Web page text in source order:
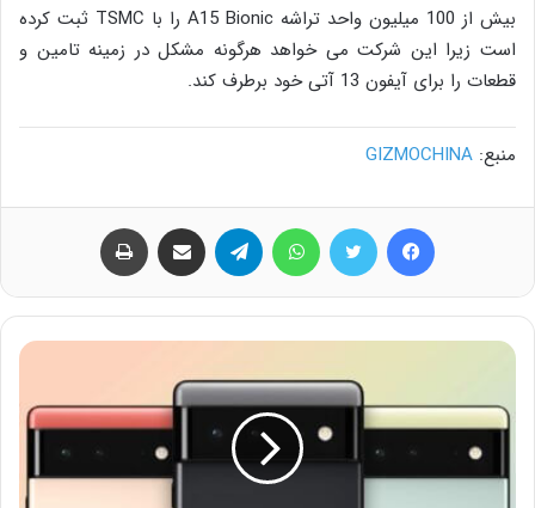
بیش از 100 میلیون واحد تراشه A15 Bionic را با TSMC ثبت کرده
است زیرا این شرکت می خواهد هرگونه مشکل در زمینه تامین و
قطعات را برای آیفون 13 آتی خود برطرف کند.
منبع: GIZMOCHINA